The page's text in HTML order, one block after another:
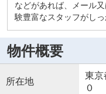
などがあれば、メール
験豊富なスタッフがし
物件概要
所在地
東京
０